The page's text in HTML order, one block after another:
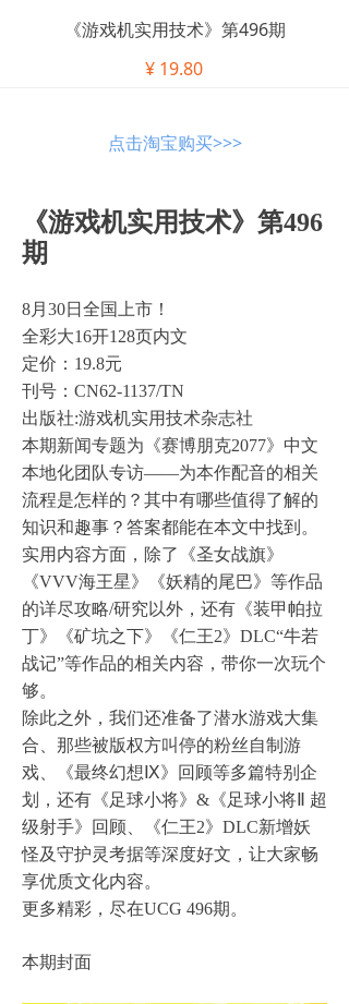
点击淘宝购买>>>
《游戏机实用技术》第496
期
8月30日全国上市！
全彩大16开128页内文
定价：19.8元
刊号：CN62-1137/TN
出版社:游戏机实用技术杂志社
本期新闻专题为《赛博朋克2077》中文
本地化团队专访——为本作配音的相关
流程是怎样的？其中有哪些值得了解的
知识和趣事？答案都能在本文中找到。
实用内容方面，除了《圣女战旗》
《VVV海王星》《妖精的尾巴》等作品
的详尽攻略/研究以外，还有《装甲帕拉
丁》《矿坑之下》《仁王2》DLC“牛若
战记”等作品的相关内容，带你一次玩个
够。
除此之外，我们还准备了潜水游戏大集
合、那些被版权方叫停的粉丝自制游
戏、《最终幻想Ⅸ》回顾等多篇特别企
划，还有《足球小将》&《足球小将Ⅱ 超
级射手》回顾、《仁王2》DLC新增妖
怪及守护灵考据等深度好文，让大家畅
享优质文化内容。
更多精彩，尽在UCG 496期。
本期封面
《游戏机实用技术》第496期
¥ 19.80